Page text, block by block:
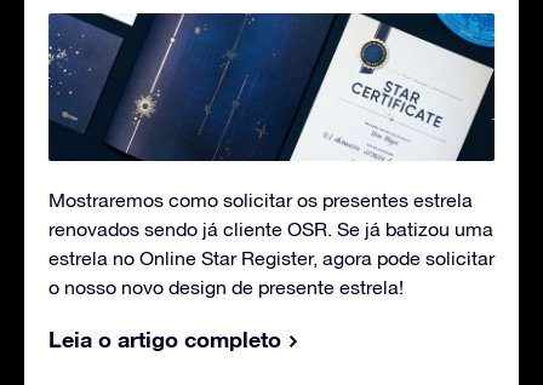
Mostraremos como solicitar os presentes estrela
renovados sendo já cliente OSR. Se já batizou uma
estrela no Online Star Register, agora pode solicitar
o nosso novo design de presente estrela!
Leia o artigo completo